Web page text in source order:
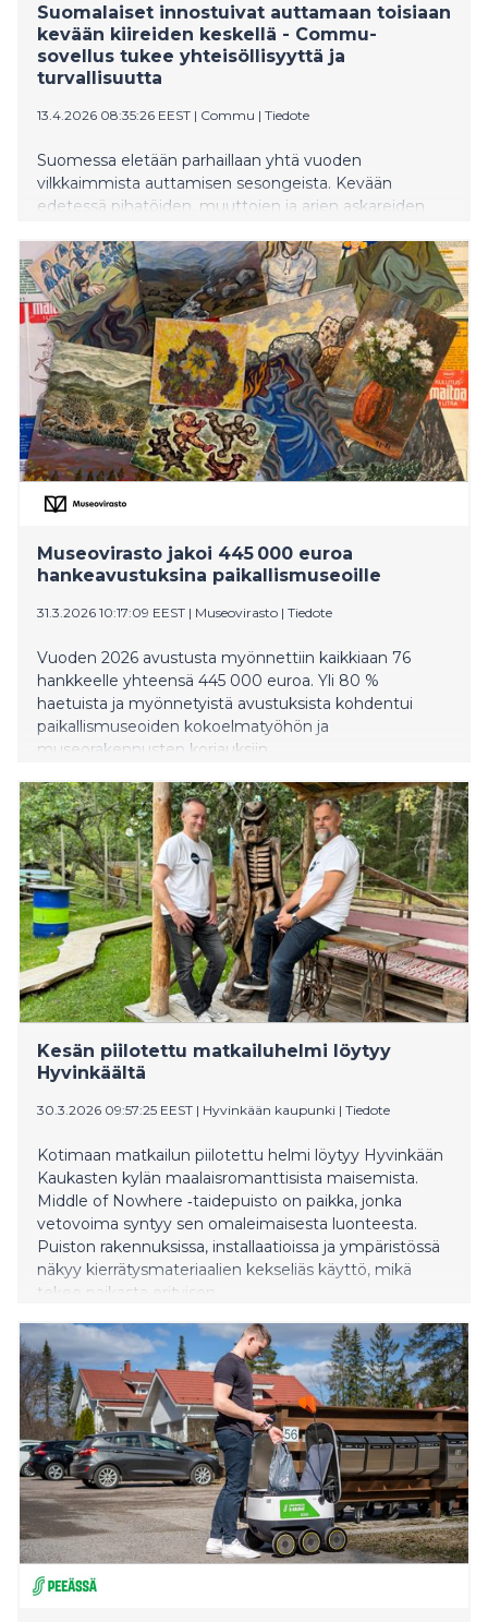
Suomalaiset innostuivat auttamaan toisiaan
kevään kiireiden keskellä - Commu-
sovellus tukee yhteisöllisyyttä ja
turvallisuutta
13.4.2026 08:35:26 EEST | Commu | Tiedote
Suomessa eletään parhaillaan yhtä vuoden
vilkkaimmista auttamisen sesongeista. Kevään
edetessä pihatöiden, muuttojen ja arjen askareiden
toisiaan. Tuore data Commu-sovelluksesta osoittaa,
että suomalaisten keskinäinen apu on nyt selvässä
kasvussa.
Museovirasto jakoi 445 000 euroa
hankeavustuksina paikallismuseoille
31.3.2026 10:17:09 EEST | Museovirasto | Tiedote
Vuoden 2026 avustusta myönnettiin kaikkiaan 76
hankkeelle yhteensä 445 000 euroa. Yli 80 %
haetuista ja myönnetyistä avustuksista kohdentui
paikallismuseoiden kokoelmatyöhön ja
museorakennusten korjauksiin.
Kesän piilotettu matkailuhelmi löytyy
Hyvinkäältä
30.3.2026 09:57:25 EEST | Hyvinkään kaupunki | Tiedote
Kotimaan matkailun piilotettu helmi löytyy Hyvinkään
Kaukasten kylän maalaisromanttisista maisemista.
Middle of Nowhere ‑taidepuisto on paikka, jonka
vetovoima syntyy sen omaleimaisesta luonteesta.
Puiston rakennuksissa, installaatioissa ja ympäristössä
näkyy kierrätysmateriaalien kekseliäs käyttö, mikä
tekee paikasta erityisen.